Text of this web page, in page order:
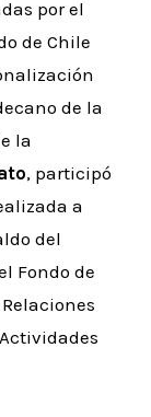
por el
de Chile
de la
la
, participó
a
del
Fondo de